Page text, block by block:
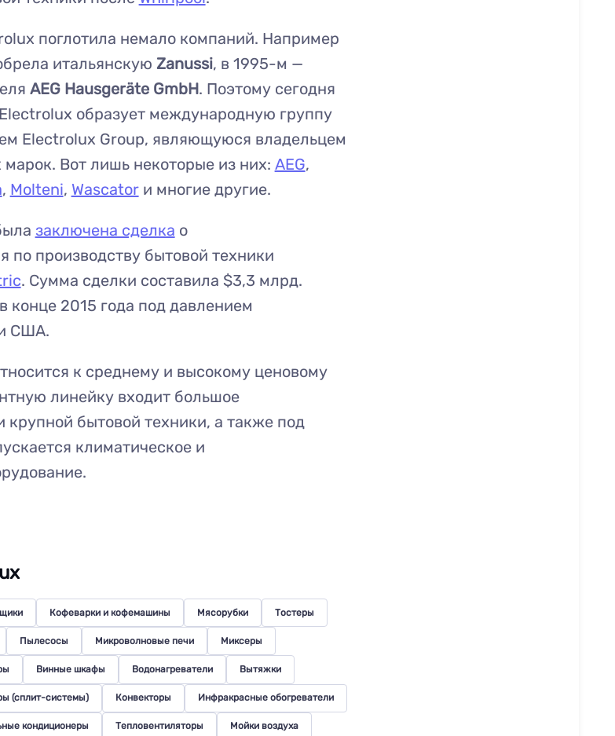
поглотила немало компаний. Например
итальянскую Zanussi, в 1995-м —
AEG Hausgeräte GmbH. Поэтому сегодня
образует международную группу
Electrolux Group, являющуюся владельцем
марок. Вот лишь некоторые из них: AEG,
, Molteni, Wascatorи многие другие.
заключена сделка о
по производству бытовой техники
. Сумма сделки составила $3,3 млрд.
конце 2015 года под давлением
США.
к среднему и высокому ценовому
линейку входит большое
крупной бытовой техники, а также под
климатическое и
Кофеварки и кофемашины Мясорубки Тостеры
Пылесосы Микроволновые печи Миксеры
Винные шкафы Водонагреватели Вытяжки
(сплит-системы) Конвекторы Инфракрасные обогреватели
кондиционеры Тепловентиляторы Мойки воздуха